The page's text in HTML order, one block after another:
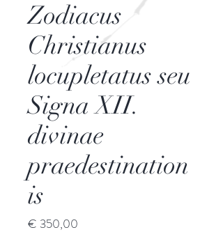
Zodiacus
Christianus
locupletatus seu
Signa XII.
divinae
praedestination
is
€ 350,00